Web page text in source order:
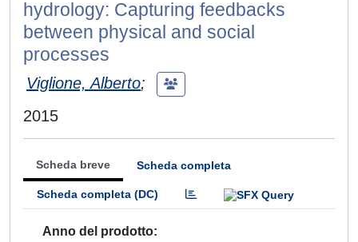
hydrology: Capturing feedbacks
between physical and social
processes
Viglione, Alberto;
2015
Scheda breve Scheda completa
Scheda completa (DC)
Anno del prodotto